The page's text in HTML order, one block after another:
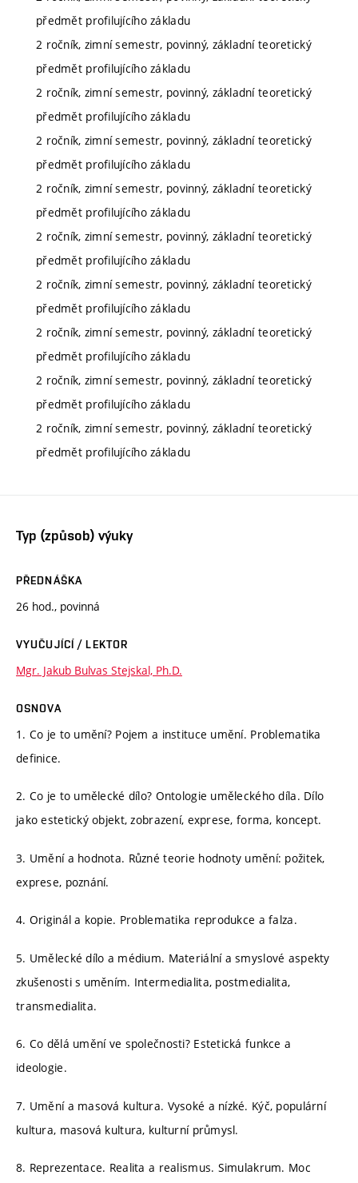
předmět profilujícího základu
2 ročník, zimní semestr, povinný, základní teoretický
předmět profilujícího základu
2 ročník, zimní semestr, povinný, základní teoretický
předmět profilujícího základu
2 ročník, zimní semestr, povinný, základní teoretický
předmět profilujícího základu
2 ročník, zimní semestr, povinný, základní teoretický
předmět profilujícího základu
2 ročník, zimní semestr, povinný, základní teoretický
předmět profilujícího základu
2 ročník, zimní semestr, povinný, základní teoretický
předmět profilujícího základu
2 ročník, zimní semestr, povinný, základní teoretický
předmět profilujícího základu
2 ročník, zimní semestr, povinný, základní teoretický
předmět profilujícího základu
2 ročník, zimní semestr, povinný, základní teoretický
předmět profilujícího základu
Typ (způsob) výuky
PŘEDNÁŠKA
26 hod., povinná
VYUČUJÍCÍ / LEKTOR
Mgr. Jakub Bulvas Stejskal, Ph.D.
OSNOVA
1. Co je to umění? Pojem a instituce umění. Problematika
definice.
2. Co je to umělecké dílo? Ontologie uměleckého díla. Dílo
jako estetický objekt, zobrazení, exprese, forma, koncept.
3. Umění a hodnota. Různé teorie hodnoty umění: požitek,
exprese, poznání.
4. Originál a kopie. Problematika reprodukce a falza.
5. Umělecké dílo a médium. Materiální a smyslové aspekty
zkušenosti s uměním. Intermedialita, postmedialita,
transmedialita.
6. Co dělá umění ve společnosti? Estetická funkce a
ideologie.
7. Umění a masová kultura. Vysoké a nízké. Kýč, populární
kultura, masová kultura, kulturní průmysl.
8. Reprezentace. Realita a realismus. Simulakrum. Moc